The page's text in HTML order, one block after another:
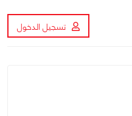
تسجيل الدخول